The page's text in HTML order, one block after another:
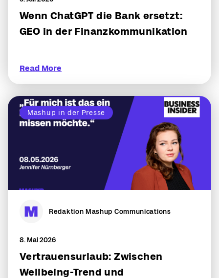
Wenn ChatGPT die Bank ersetzt:
GEO in der Finanzkommunikation
Read More
Mashup in der Presse
Redaktion Mashup Communications
8. Mai 2026
Vertrauensurlaub: Zwischen
Wellbeing-Trend und